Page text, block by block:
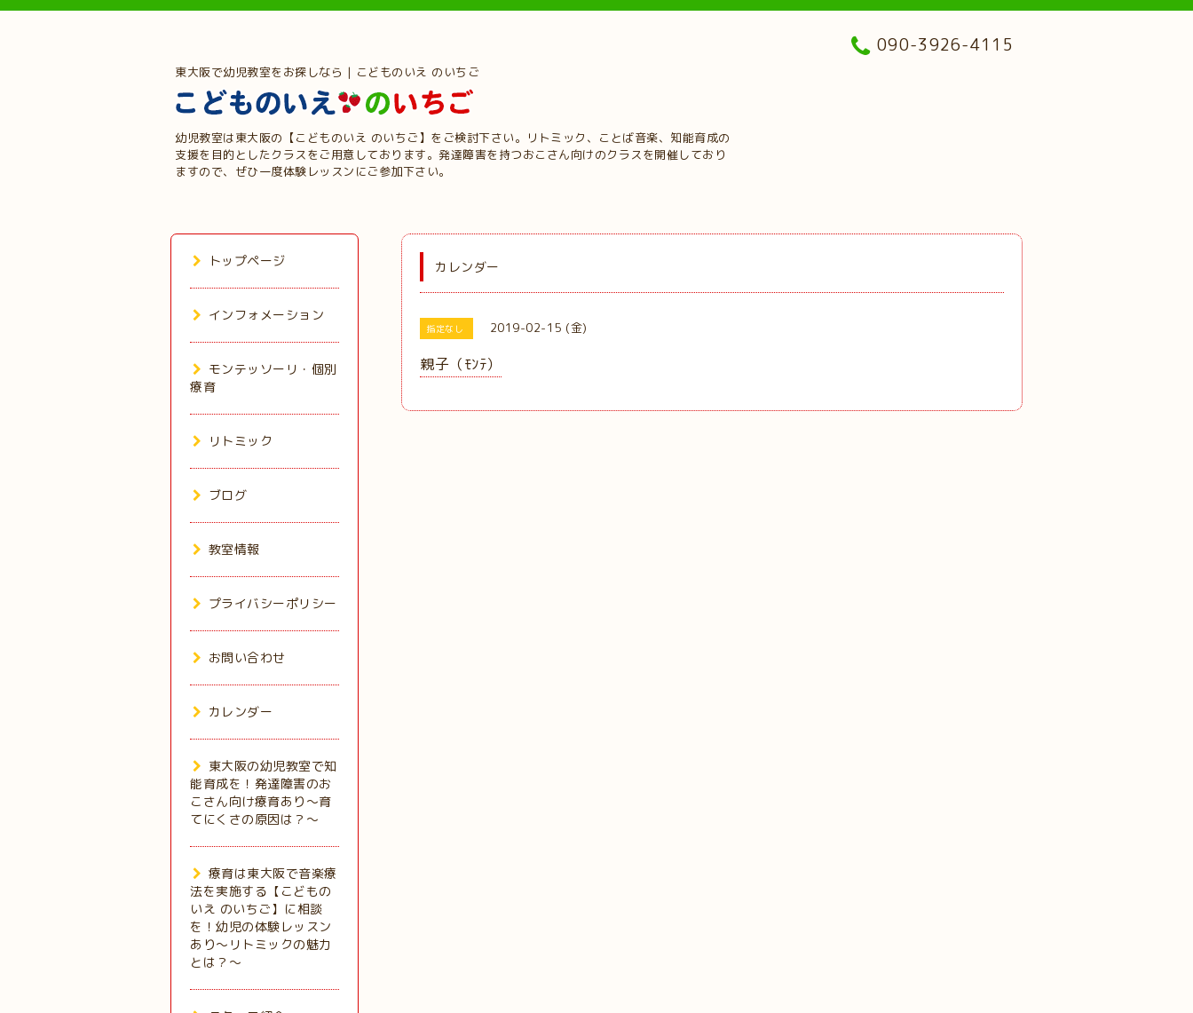
東大阪で幼児教室をお探しなら | こどものいえ のいちご
幼児教室は東大阪の【こどものいえ のいちご】をご検討下さい。リトミック、ことば音楽、知能育成の
支援を目的としたクラスをご用意しております。発達障害を持つおこさん向けのクラスを開催しており
ますので、ぜひ一度体験レッスンにご参加下さい。
090-3926-4115
カレンダー
指定なし 2019-02-15 (金)
親子（ﾓﾝﾃ）
トップページ
インフォメーション
モンテッソーリ・個別
療育
リトミック
ブログ
教室情報
プライバシーポリシー
お問い合わせ
カレンダー
東大阪の幼児教室で知
能育成を！発達障害のお
こさん向け療育あり～育
てにくさの原因は？～
療育は東大阪で音楽療
法を実施する【こどもの
いえ のいちご】に相談
を！幼児の体験レッスン
あり～リトミックの魅力
とは？～